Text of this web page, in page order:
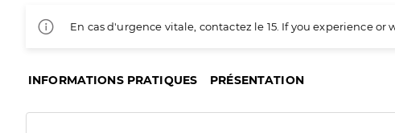
En cas d'urgence vitale, contactez le 15. If you experience
INFORMATIONS PRATIQUES PRÉSENTATION